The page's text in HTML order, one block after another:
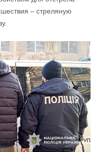
– стреляную